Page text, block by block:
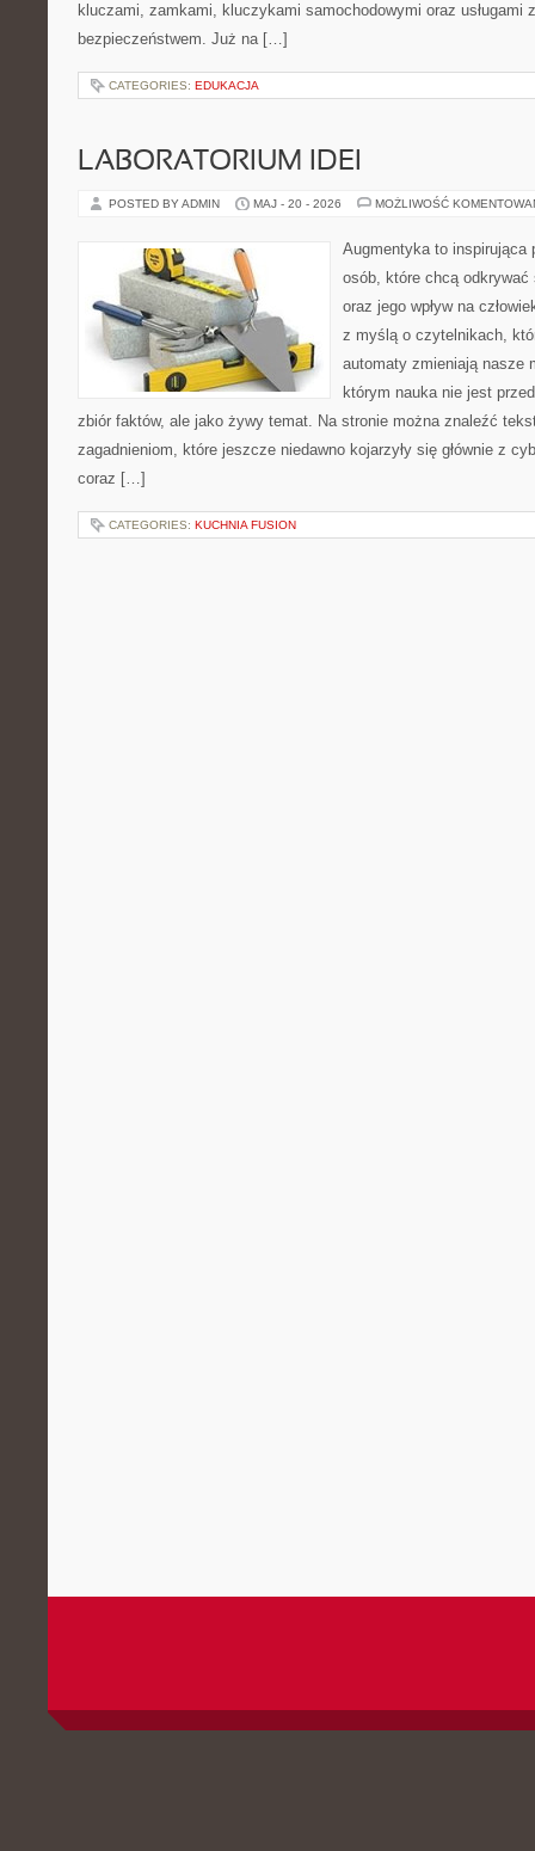
kluczami, zamkami, kluczykami samochodowymi oraz usługami
bezpieczeństwem. Już na […]
CATEGORIES: EDUKACJA
LABORATORIUM IDEI
POSTED BY ADMIN MAJ - 20 - 2026 MOŻLIWOŚĆ
Augmentyka to inspirująca
osób, które chcą odkrywać
oraz jego wpływ na
z myślą o czytelnikach,
automaty zmieniają nasze
którym nauka nie jest
zbiór faktów, ale jako żywy temat. Na stronie można znaleźć
zagadnieniom, które jeszcze niedawno kojarzyły się głównie z
coraz […]
CATEGORIES: KUCHNIA FUSION